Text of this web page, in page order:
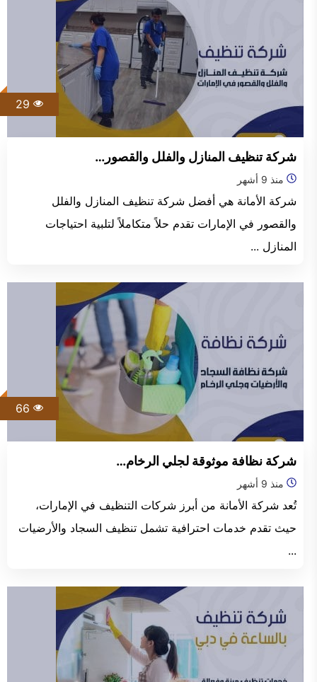
شركة تنظيف المنازل والفلل والقصور…
منذ 9 أشهر
شركة الأمانة هي أفضل شركة تنظيف المنازل والفلل
والقصور في الإمارات تقدم حلاً متكاملاً لتلبية احتياجات
المنازل ...
شركة نظافة موثوقة لجلي الرخام…
منذ 9 أشهر
تُعد شركة الأمانة من أبرز شركات التنظيف في الإمارات،
حيث تقدم خدمات احترافية تشمل تنظيف السجاد والأرضيات
...